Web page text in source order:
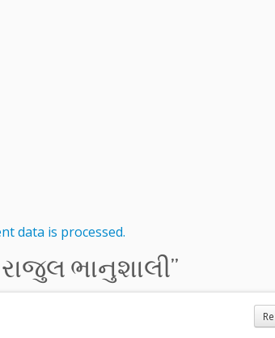
data is processed.
રાજુલ ભાનુશાલી”